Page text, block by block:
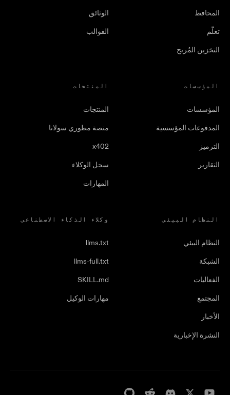
المحافظ
تعلّم
التخزين المُربح
الوثائق
القوالب
المؤسسات
المؤسسات
المدفوعات المؤسسية
الترميز
التقارير
المنتجات
المنتجات
منصة مطوري سولانا
x402
سجل الوكلاء
المهارات
النظام البيئي
النظام البيئي
الشبكة
الفعاليات
المجتمع
الأخبار
النشرة الإخبارية
وكلاء الذكاء الاصطناعي
llms.txt
llms-full.txt
SKILL.md
مهارات الوكيل